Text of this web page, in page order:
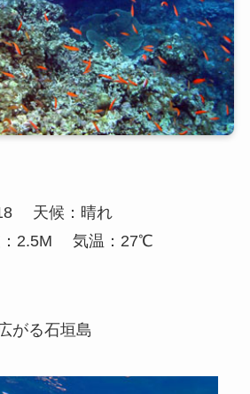
天候：晴れ
2.5M
気温：27℃
がる石垣島